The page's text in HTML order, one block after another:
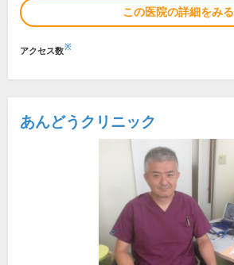
この医院の詳細をみる
アクセス数※
あんどうクリニック